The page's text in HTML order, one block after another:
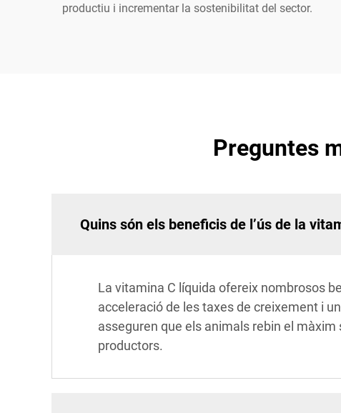
productiu i incrementar la sostenibilitat del sector.
Preguntes
Quins són els beneficis de l’ús de la
La vitamina C líquida ofereix nombrosos
acceleració de les taxes de creixement i
asseguren que els animals rebin el
productors.